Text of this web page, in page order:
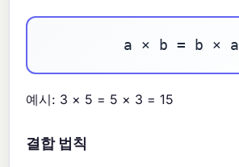
a × b = b × a
예시: 3 × 5 = 5 × 3 = 15
결합 법칙